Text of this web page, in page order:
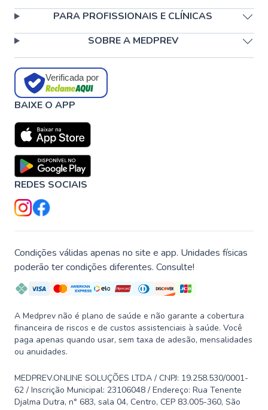
PARA PROFISSIONAIS E CLÍNICAS
SOBRE A MEDPREV
Verificada por
BAIXE O APP
REDES SOCIAIS
Condições válidas apenas no site e app. Unidades físicas
poderão ter condições diferentes. Consulte!
A Medprev não é plano de saúde e não garante a cobertura
financeira de riscos e de custos assistenciais à saúde. Você
paga apenas quando usar, sem taxa de adesão, mensalidades
ou anuidades.
MEDPREV.ONLINE SOLUÇÕES LTDA / CNPJ: 19.258.530/0001-
62 / Inscrição Municipal: 23106048 / Endereço: Rua Tenente
Djalma Dutra, n° 683, sala 04, Centro, CEP 83.005-360, São